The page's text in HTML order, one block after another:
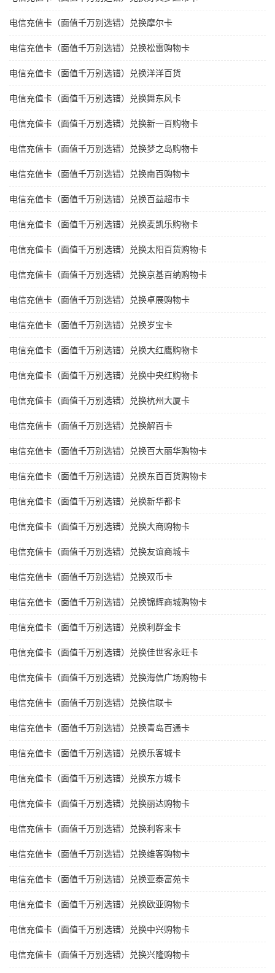
电信充值卡（面值千万别选错）兑换摩尔卡
电信充值卡（面值千万别选错）兑换松雷购物卡
电信充值卡（面值千万别选错）兑换洋洋百货
电信充值卡（面值千万别选错）兑换舞东风卡
电信充值卡（面值千万别选错）兑换新一百购物卡
电信充值卡（面值千万别选错）兑换梦之岛购物卡
电信充值卡（面值千万别选错）兑换南百购物卡
电信充值卡（面值千万别选错）兑换百益超市卡
电信充值卡（面值千万别选错）兑换麦凯乐购物卡
电信充值卡（面值千万别选错）兑换太阳百货购物卡
电信充值卡（面值千万别选错）兑换京基百纳购物卡
电信充值卡（面值千万别选错）兑换卓展购物卡
电信充值卡（面值千万别选错）兑换岁宝卡
电信充值卡（面值千万别选错）兑换大红鹰购物卡
电信充值卡（面值千万别选错）兑换中央红购物卡
电信充值卡（面值千万别选错）兑换杭州大厦卡
电信充值卡（面值千万别选错）兑换解百卡
电信充值卡（面值千万别选错）兑换百大丽华购物卡
电信充值卡（面值千万别选错）兑换东百百货购物卡
电信充值卡（面值千万别选错）兑换新华都卡
电信充值卡（面值千万别选错）兑换大商购物卡
电信充值卡（面值千万别选错）兑换友谊商城卡
电信充值卡（面值千万别选错）兑换双币卡
电信充值卡（面值千万别选错）兑换锦辉商城购物卡
电信充值卡（面值千万别选错）兑换利群金卡
电信充值卡（面值千万别选错）兑换佳世客永旺卡
电信充值卡（面值千万别选错）兑换海信广场购物卡
电信充值卡（面值千万别选错）兑换信联卡
电信充值卡（面值千万别选错）兑换青岛百通卡
电信充值卡（面值千万别选错）兑换乐客城卡
电信充值卡（面值千万别选错）兑换东方城卡
电信充值卡（面值千万别选错）兑换丽达购物卡
电信充值卡（面值千万别选错）兑换利客来卡
电信充值卡（面值千万别选错）兑换维客购物卡
电信充值卡（面值千万别选错）兑换亚泰富苑卡
电信充值卡（面值千万别选错）兑换欧亚购物卡
电信充值卡（面值千万别选错）兑换中兴购物卡
电信充值卡（面值千万别选错）兑换兴隆购物卡